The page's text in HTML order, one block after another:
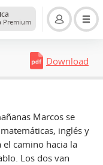
Premium
Download
Marcos se
inglés y
el camino hacia la
Los dos van